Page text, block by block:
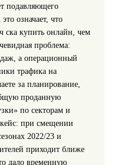
подавляющего
означает, что
ска купить онлайн, чем
проблема:
а операционный
трафика на
за планирование,
проданную
по секторам и
при смещении
2022/23 и
приходит ближе
дало временную